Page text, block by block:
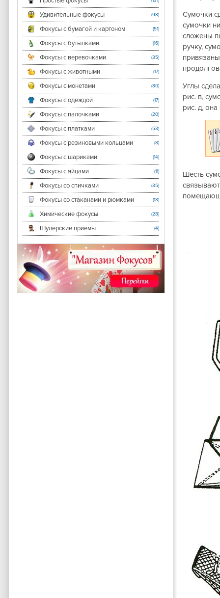
Удивительные фокусы (98)
Фокусы с бумагой и картоном (51)
Фокусы с бутылками (16)
Фокусы с веревочками (35)
Фокусы с животными (17)
Фокусы с монетами (80)
Фокусы с одеждой (17)
Фокусы с палочками (20)
Фокусы с платками (53)
Фокусы с резиновыми кольцами (8)
Фокусы с шариками (14)
Фокусы с яйцами (11)
Фокусы со спичками (35)
Фокусы со стаканами и рюмками (18)
Химические фокусы (28)
Шулерские приемы (4)
Сумочки
сумочки
сложены
ручку,
Углы
рис. в,
рис. д,
Шесть